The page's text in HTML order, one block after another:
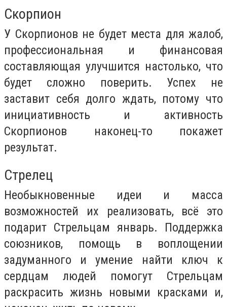
Скорпион
У Скорпионов не будет места для жалоб,
профессиональная и финансовая
составляющая улучшится настолько, что
будет сложно поверить. Успех не
заставит себя долго ждать, потому что
инициативность и активность
Скорпионов наконец-то покажет
результат.
Стрелец
Необыкновенные идеи и масса
возможностей их реализовать, всё это
подарит Стрельцам январь. Поддержка
союзников, помощь в воплощении
задуманного и умение найти ключ к
сердцам людей помогут Стрельцам
раскрасить жизнь новыми красками и,